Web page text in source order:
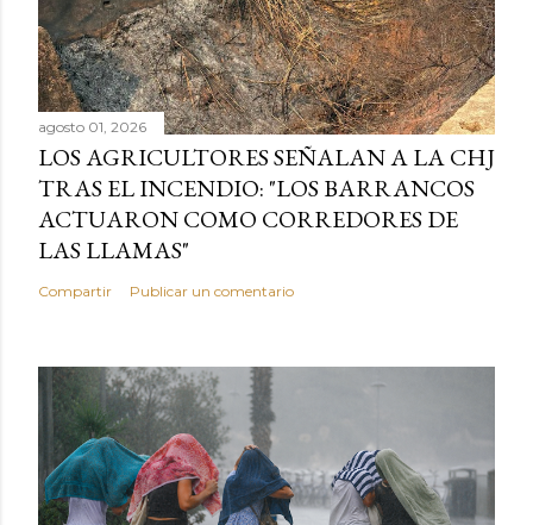
agosto 01, 2026
LOS AGRICULTORES SEÑALAN A LA CHJ
TRAS EL INCENDIO: "LOS BARRANCOS
ACTUARON COMO CORREDORES DE
LAS LLAMAS"
Compartir Publicar un comentario